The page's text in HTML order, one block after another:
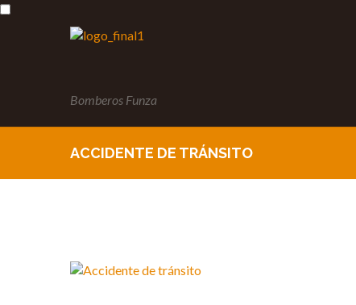
Bomberos Funza
ACCIDENTE DE TRÁNSITO